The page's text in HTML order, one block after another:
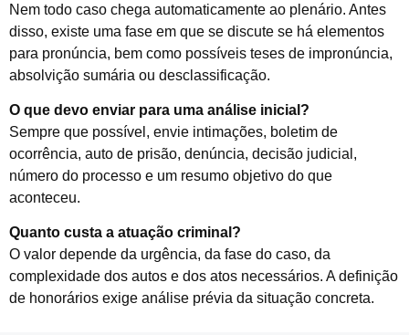
Nem todo caso chega automaticamente ao plenário. Antes
disso, existe uma fase em que se discute se há elementos
para pronúncia, bem como possíveis teses de impronúncia,
absolvição sumária ou desclassificação.
O que devo enviar para uma análise inicial?
Sempre que possível, envie intimações, boletim de
ocorrência, auto de prisão, denúncia, decisão judicial,
número do processo e um resumo objetivo do que
aconteceu.
Quanto custa a atuação criminal?
O valor depende da urgência, da fase do caso, da
complexidade dos autos e dos atos necessários. A definição
de honorários exige análise prévia da situação concreta.